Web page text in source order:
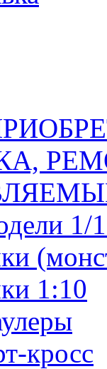
1/
1:10
кросс